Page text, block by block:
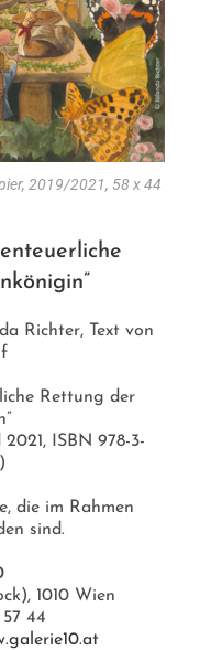
2019/2021, 58 x 44
Richter, Text von
Rettung der
ISBN 978-3-
die im Rahmen
sind.
1010 Wien
57 44